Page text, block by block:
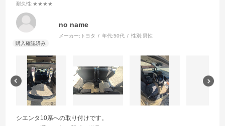
耐久性:★★★★
no name
メーカー: トヨタ 年代:50代 性別:男性
シエンタ10系への取り付けです。